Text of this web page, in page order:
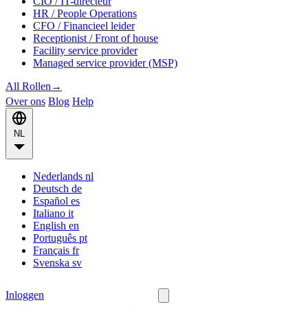
HR / People Operations
CFO / Financieel leider
Receptionist / Front of house
Facility service provider
Managed service provider (MSP)
All Rollen →
Over ons Blog Help
Nederlands nl
Deutsch de
Español es
Italiano it
English en
Português pt
Français fr
Svenska sv
Inloggen